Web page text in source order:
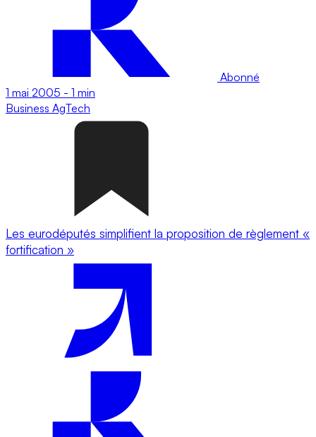
Abonné
1 mai 2005 - 1 min
Business AgTech
Les eurodéputés simplifient la proposition de règlement «
fortification »